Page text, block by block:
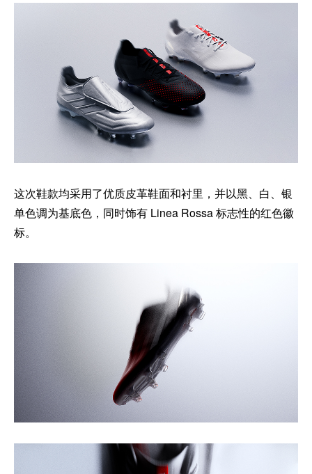
这次鞋款均采用了优质皮革鞋面和衬里，并以黑、白、银
单色调为基底色，同时饰有 Linea Rossa 标志性的红色徽
标。